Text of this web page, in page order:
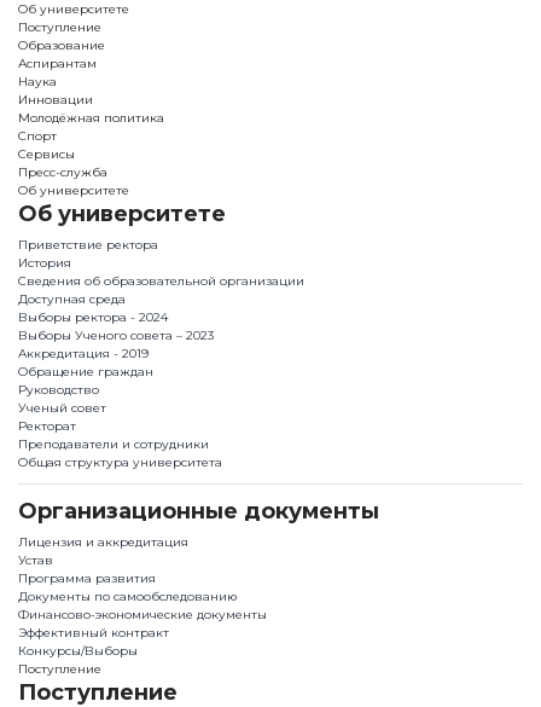
Об университете
Поступление
Образование
Аспирантам
Наука
Инновации
Молодёжная политика
Спорт
Сервисы
Пресс-служба
Об университете
Об университете
Приветствие ректора
История
Сведения об образовательной организации
Доступная среда
Выборы ректора - 2024
Выборы Ученого совета – 2023
Аккредитация - 2019
Обращение граждан
Руководство
Ученый совет
Ректорат
Преподаватели и сотрудники
Общая структура университета
Организационные документы
Лицензия и аккредитация
Устав
Программа развития
Документы по самообследованию
Финансово-экономические документы
Эффективный контракт
Конкурсы/Выборы
Поступление
Поступление